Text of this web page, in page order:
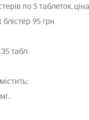
по 5 таблеток,
блістер 95 грн
табл